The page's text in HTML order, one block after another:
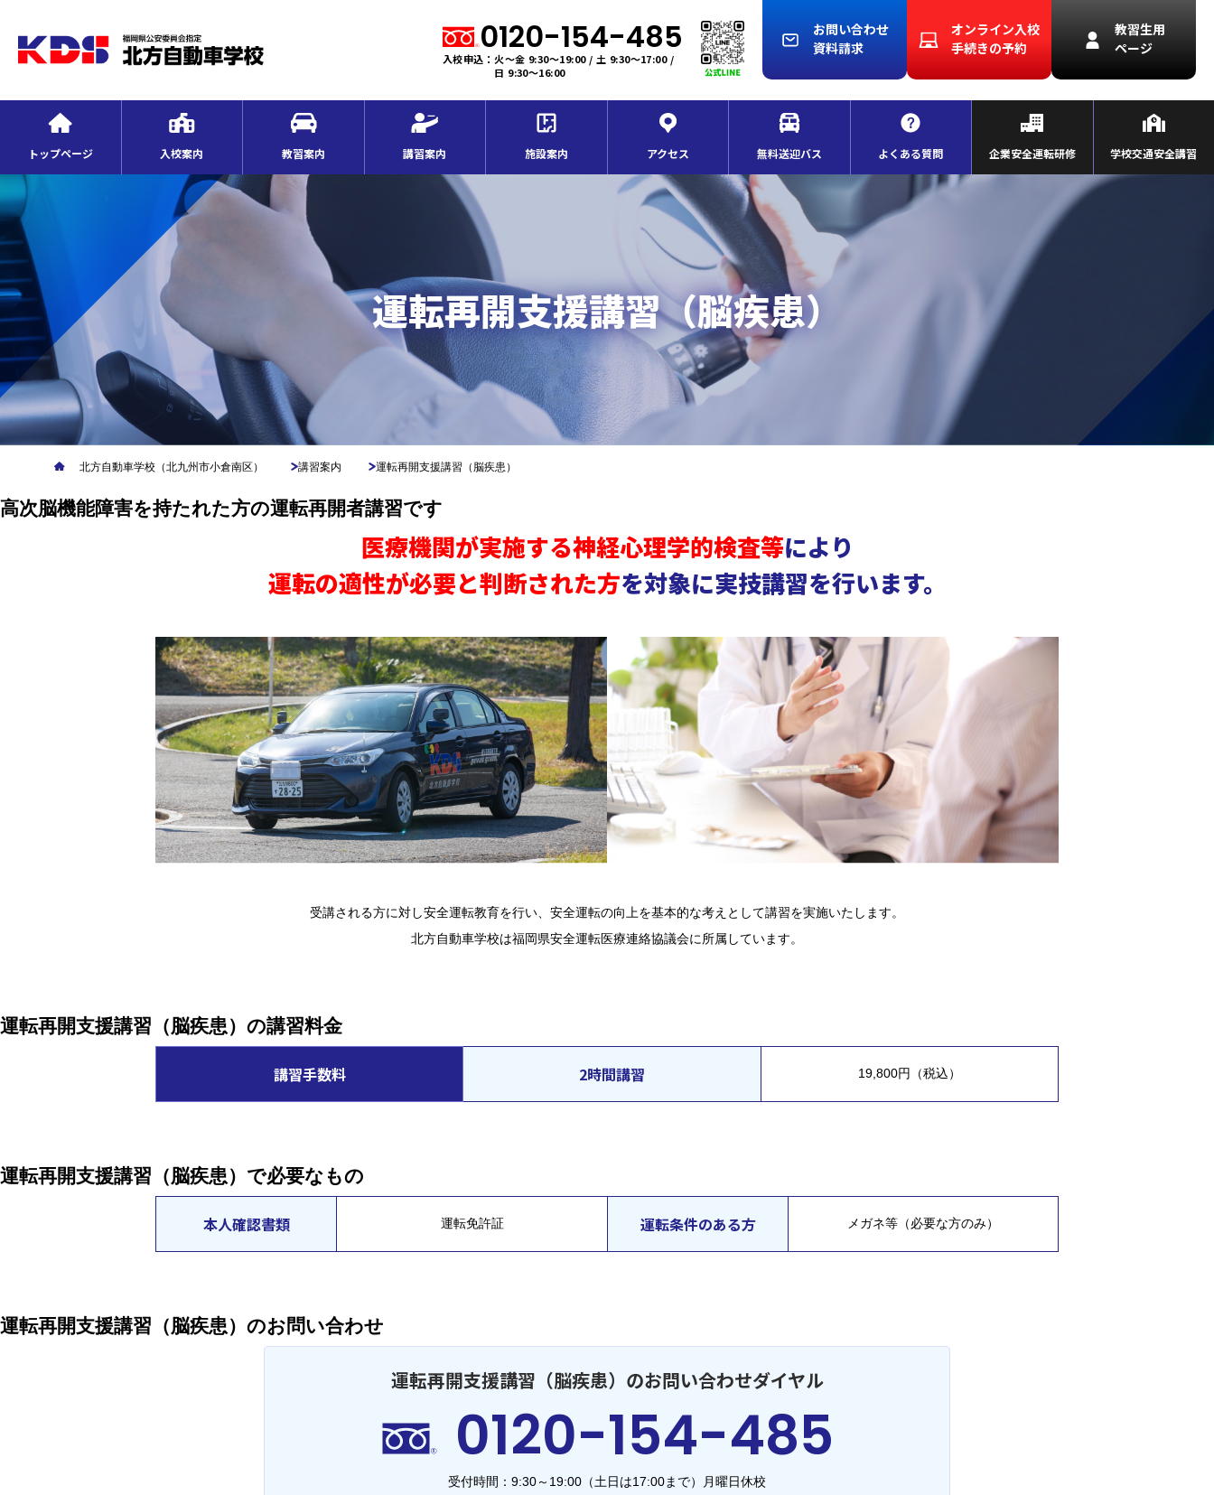
0120-154-485
入校申込：火～金 9:30～19:00 / 土 9:30～17:00 /
日 9:30～16:00
お問い合わせ
資料請求
オンライン入校
手続きの予約
教習生用
ページ
トップページ 入校案内 教習案内 講習案内 施設案内 アクセス 無料送迎バス よくある質問 企業安全運転研修 学校交通安全講習
運転再開支援講習（脳疾患）
北方自動車学校（北九州市小倉南区） 講習案内 運転再開支援講習（脳疾患）
高次脳機能障害を持たれた方の運転再開者講習です
医療機関が実施する神経心理学的検査等により
運転の適性が必要と判断された方を対象に実技講習を行います。
受講される方に対し安全運転教育を行い、安全運転の向上を基本的な考えとして講習を実施いたします。
北方自動車学校は福岡県安全運転医療連絡協議会に所属しています。
運転再開支援講習（脳疾患）の講習料金
講習手数料 2時間講習 19,800円（税込）
運転再開支援講習（脳疾患）で必要なもの
本人確認書類 運転免許証 運転条件のある方 メガネ等（必要な方のみ）
運転再開支援講習（脳疾患）のお問い合わせ
運転再開支援講習（脳疾患）のお問い合わせダイヤル
0120-154-485
受付時間：9:30～19:00（土日は17:00まで） 月曜日休校